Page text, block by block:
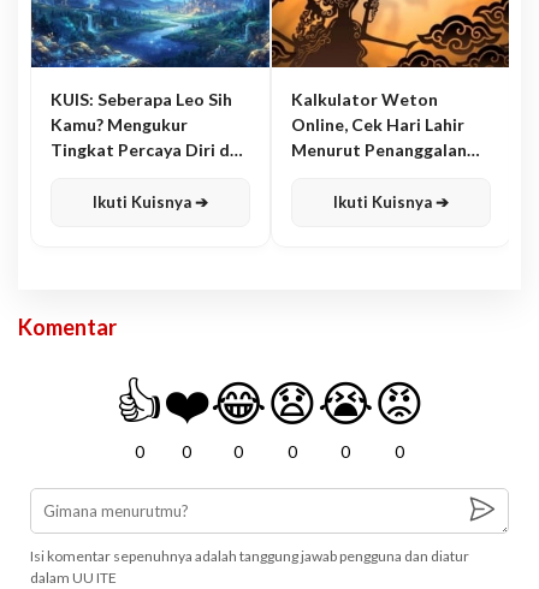
KUIS: Seberapa Leo Sih
Kamu? Mengukur
Tingkat Percaya Diri dan
Ikuti Kuisnya ➔
Kalkulator Weton
Online, Cek Hari Lahir
Menurut Penanggalan
Ikuti Kuisnya ➔
Komentar
👍
0
❤️
0
😂
0
😧
0
😭
0
😡
0
Isi komentar sepenuhnya adalah tanggung jawab pengguna dan diatur
dalam UU ITE